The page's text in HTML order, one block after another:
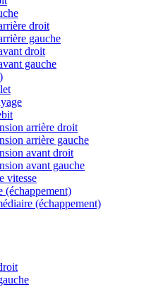
droit
gauche
droit
gauche
arrière droit
arrière gauche
avant droit
avant gauche
vitesse
(échappement)
(échappement)